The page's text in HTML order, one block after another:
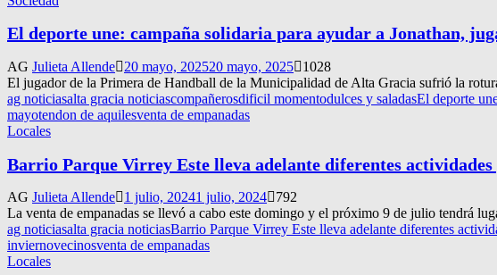
El deporte une: campaña solidaria para ayudar a Jonathan,
AG Julieta Allende 20 mayo, 202520 mayo, 2025
1028
El jugador de la Primera de Handball de la Municipalidad de Alta Gracia sufrió la
ag noticiasalta gracia noticiascompañerosdificil momentodulces y saladasEl deporte
mayotendon de aquilesventa de empanadas
Locales
Barrio Parque Virrey Este lleva adelante diferentes
AG Julieta Allende 1 julio, 20241 julio, 2024
792
La venta de empanadas se llevó a cabo este domingo y el próximo 9 de julio tendrá
ag noticiasalta gracia noticiasBarrio Parque Virrey Este lleva adelante diferentes
inviernovecinosventa de empanadas
Locales